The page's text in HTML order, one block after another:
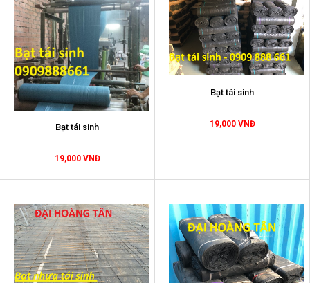
Bạt tái sinh
19,000 VNĐ
Bạt tái sinh
19,000 VNĐ